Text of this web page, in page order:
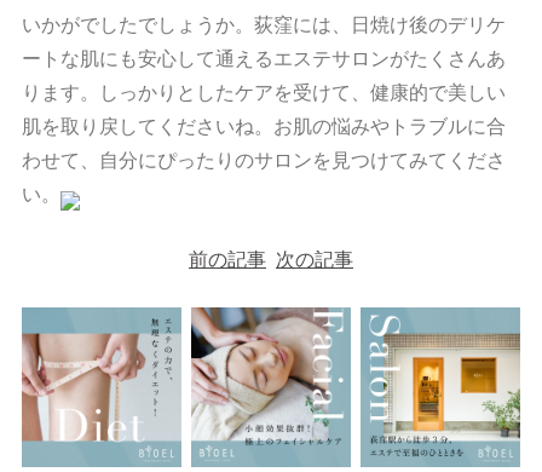
いかがでしたでしょうか。荻窪には、日焼け後のデリケ
ートな肌にも安心して通えるエステサロンがたくさんあ
ります。しっかりとしたケアを受けて、健康的で美しい
肌を取り戻してくださいね。お肌の悩みやトラブルに合
わせて、自分にぴったりのサロンを見つけてみてくださ
い。
ビ
ゲ
ー
シ
ョ
ン
前の記事 次の記事